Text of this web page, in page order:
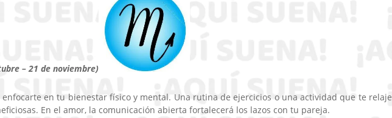
– 21 de noviembre)
en tu bienestar físico y mental. Una rutina de ejercicios o una actividad que te relaje
En el amor, la comunicación abierta fortalecerá los lazos con tu pareja.